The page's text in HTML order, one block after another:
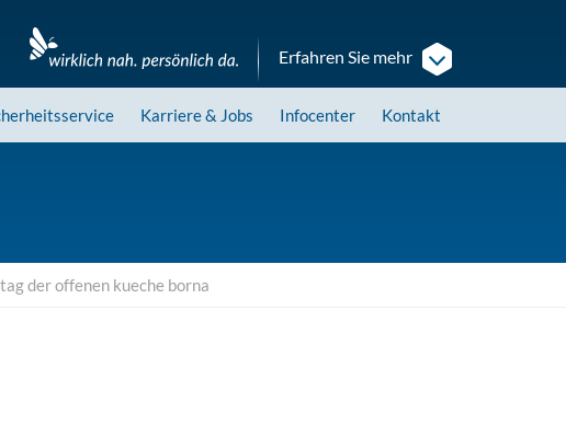
Erfahren Sie mehr
Karriere& Jobs Infocenter Kontakt
der offenen kueche borna